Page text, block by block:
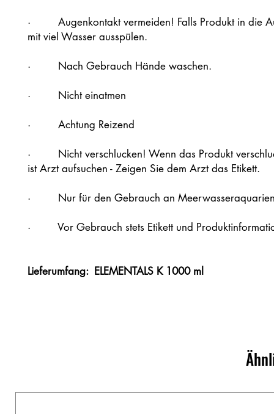
· Augenkontakt vermeiden! Falls Produkt in die
mit viel Wasser ausspülen.
· Nach Gebrauch Hände waschen.
· Nicht einatmen
· Achtung Reizend
· Nicht verschlucken! Wenn das Produkt
ist Arzt aufsuchen - Zeigen Sie dem Arzt das Etikett.
· Nur für den Gebrauch an Meerwasseraquarien
· Vor Gebrauch stets Etikett und
Lieferumfang: ELEMENTALS K 1000 ml